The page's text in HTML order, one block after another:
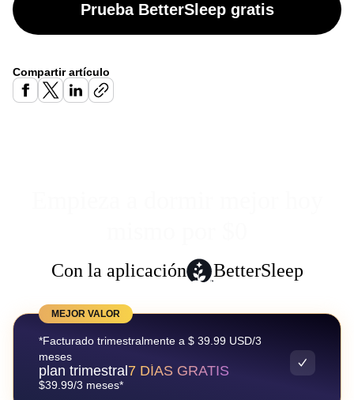
Prueba BetterSleep gratis
Compartir artículo
Con la aplicación BetterSleep
MEJOR VALOR
*Facturado trimestralmente a $ 39.99 USD/3
meses
plan trimestral 7 DÍAS GRATIS
$39.99/3 meses*